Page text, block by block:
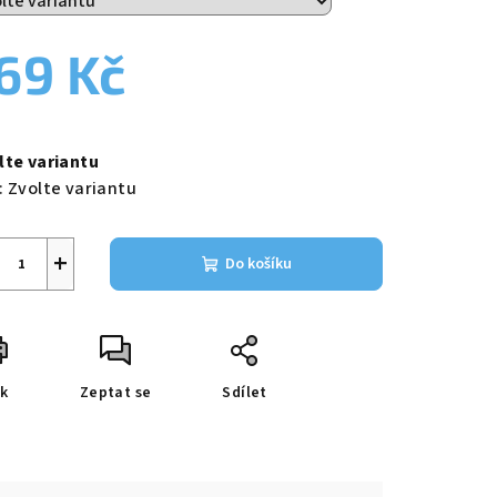
Kč
variantu
Zvolte variantu
+ Do košíku
Zeptat se Sdílet